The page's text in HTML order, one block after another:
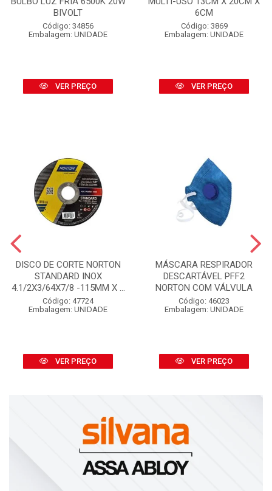
BIVOLT
Código: 34856
Embalagem: UNIDADE
VER PREÇO
6CM
Código: 3869
Embalagem: UNIDADE
VER PREÇO
DISCO DE CORTE NORTON
STANDARD INOX
4.1/2X3/64X7/8 -115MM X ...
Código: 47724
Embalagem: UNIDADE
VER PREÇO
MÁSCARA RESPIRADOR
DESCARTÁVEL PFF2
NORTON COM VÁLVULA
Código: 46023
Embalagem: UNIDADE
VER PREÇO